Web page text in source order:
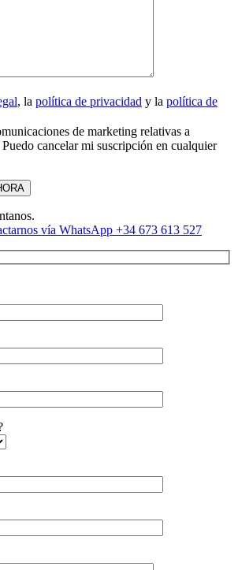
, la política de privacidad y la política de
de marketing relativas a
cancelar mi suscripción en cualquier
vía WhatsApp +34 673 613 527